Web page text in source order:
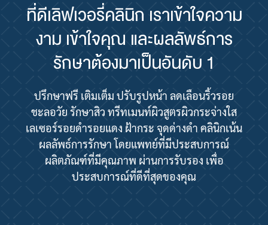
ที่ดีเลิฟเวอรี่คลินิก เราเข้าใจความ
งาม เข้าใจคุณ และผลลัพธ์การ
รักษาต้องมาเป็นอันดับ 1
ปรึกษาฟรี เติมเต็ม ปรับรูปหน้า ลดเลือนริ้วรอย
ชะลอวัย รักษาสิว ทรีทเมนท์ผิวสูตรผิวกระจ่างใส
เลเซอร์รอยดำรอยแดง ฝ้ากระ จุดด่างดำ คลินิกเน้น
ผลลัพธ์การรักษา โดยแพทย์ที่มีประสบการณ์
ผลิตภัณฑ์ที่มีคุณภาพ ผ่านการรับรอง เพื่อ
ประสบการณ์ที่ดีที่สุดของคุณ